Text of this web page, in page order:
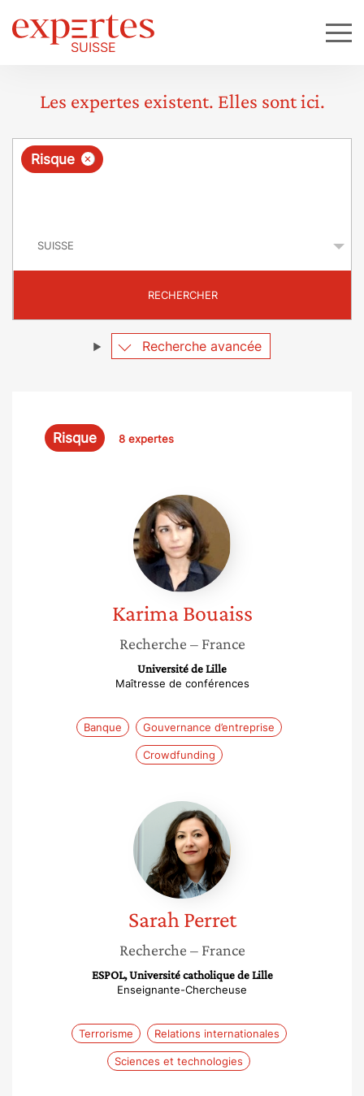
Les expertes existent. Elles sont ici.
R
ê
e
×
Risque
RECHERCHER
Recherche avancée
Risque 8 expertes
Karima
Bouaiss
Karima Bouaiss
Recherche – France
Université de Lille
Maîtresse de conférences
Banque Gouvernance d’entreprise
Crowdfunding
Sarah
Perret
Sarah Perret
Recherche – France
ESPOL, Université catholique de Lille
Enseignante-Chercheuse
Terrorisme Relations internationales
Sciences et technologies